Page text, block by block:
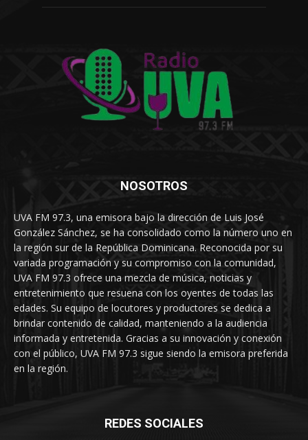
NOSOTROS
UVA FM 97.3, una emisora bajo la dirección de Luis José
González Sánchez, se ha consolidado como la número uno en
la región sur de la República Dominicana. Reconocida por su
variada programación y su compromiso con la comunidad,
UVA FM 97.3 ofrece una mezcla de música, noticias y
entretenimiento que resuena con los oyentes de todas las
edades. Su equipo de locutores y productores se dedica a
brindar contenido de calidad, manteniendo a la audiencia
informada y entretenida. Gracias a su innovación y conexión
con el público, UVA FM 97.3 sigue siendo la emisora preferida
en la región.
REDES SOCIALES